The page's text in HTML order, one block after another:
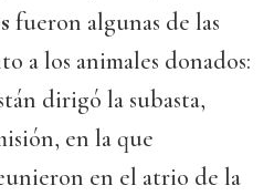
fueron algunas de las
a los animales donados:
dirigó la subasta,
en la que
en el atrio de la